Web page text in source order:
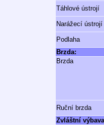
Táhlové ústrojí
Narážecí ústrojí
Podlaha
Brzda:
Brzda
Ruční brzda
Zvláštní